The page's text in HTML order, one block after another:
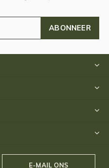
ABONNEER
E-MAIL ONS